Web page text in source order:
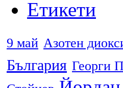
Етикети
9 май Азотен
България Георги